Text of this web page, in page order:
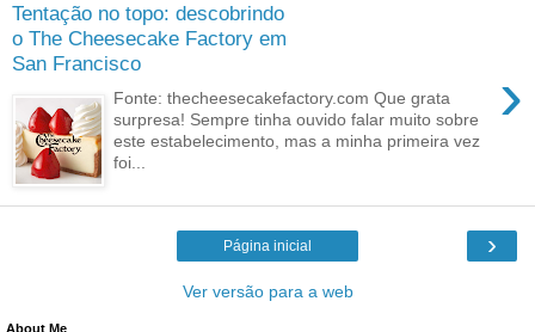
Tentação no topo: descobrindo
o The Cheesecake Factory em
San Francisco
›
Fonte: thecheesecakefactory.com Que grata
surpresa! Sempre tinha ouvido falar muito sobre
este estabelecimento, mas a minha primeira vez
foi...
›
Página inicial
Ver versão para a web
About Me